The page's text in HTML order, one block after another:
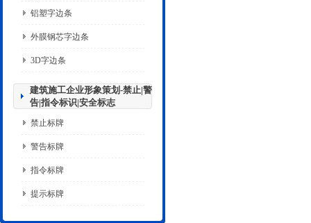
铝塑字边条
外膜钢芯字边条
3D字边条
建筑施工企业形象策划-禁止|警
告|指令标识|安全标志
禁止标牌
警告标牌
指令标牌
提示标牌